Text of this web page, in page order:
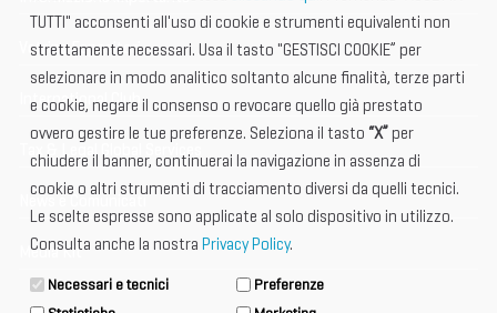
Vetrina Espositori
International Club
Tax & Legal Global Services
News e Comunicati
Media Kit
TUTTI" acconsenti all'uso di cookie e strumenti equivalenti non
strettamente necessari. Usa il tasto "GESTISCI COOKIE” per
selezionare in modo analitico soltanto alcune finalità, terze parti
e cookie, negare il consenso o revocare quello già prestato
ovvero gestire le tue preferenze. Seleziona il tasto “X” per
chiudere il banner, continuerai la navigazione in assenza di
cookie o altri strumenti di tracciamento diversi da quelli tecnici.
Le scelte espresse sono applicate al solo dispositivo in utilizzo.
Consulta anche la nostra Privacy Policy.
Necessari e tecnici
Preferenze